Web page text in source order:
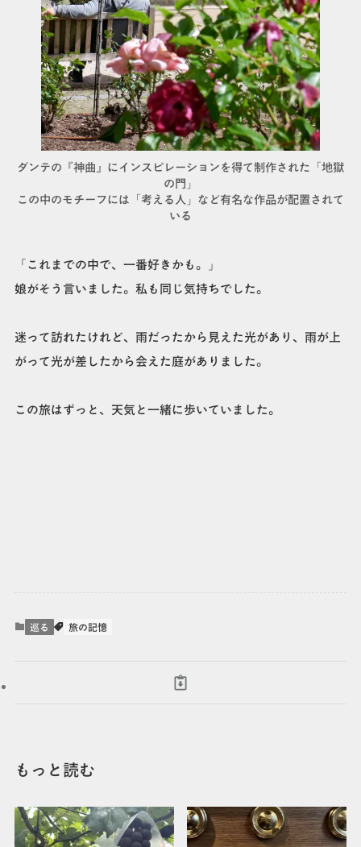
ダンテの『神曲』にインスピレーションを得て制作された「地獄
の門」
この中のモチーフには「考える人」など有名な作品が配置されて
いる
「これまでの中で、一番好きかも。」
娘がそう言いました。私も同じ気持ちでした。
迷って訪れたけれど、雨だったから見えた光があり、雨が上
がって光が差したから会えた庭がありました。
この旅はずっと、天気と一緒に歩いていました。
巡る 旅の記憶
もっと読む